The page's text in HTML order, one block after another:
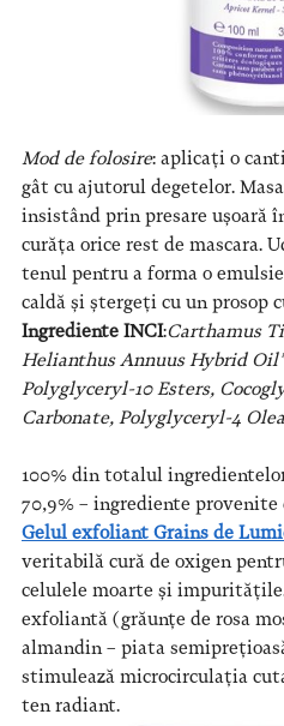
Mod de folosire: aplicați o
gât cu ajutorul degetelor.
insistând prin presare ușoară
curăța orice rest de mascara.
tenul pentru a forma o
caldă și ștergeți cu un prosop
Ingrediente INCI:Carthamus
Helianthus Annuus Hybrid
Polyglyceryl-10 Esters,
Carbonate, Polyglyceryl-4
100% din totalul
70,9% – ingrediente
Gelul exfoliant Grains de
veritabilă cură de oxigen
celulele moarte și
exfoliantă (grăunțe de rosa
almandin – piata
stimulează microcirculația
ten radiant.